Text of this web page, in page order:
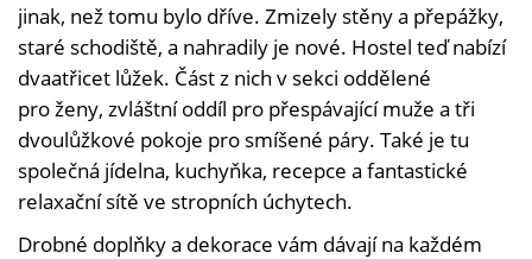
jinak, než tomu bylo dříve. Zmizely stěny a přepážky,
staré schodiště, a nahradily je nové. Hostel teď nabízí
dvaatřicet lůžek. Část z nich v sekci oddělené
pro ženy, zvláštní oddíl pro přespávající muže a tři
dvoulůžkové pokoje pro smíšené páry. Také je tu
společná jídelna, kuchyňka, recepce a fantastické
relaxační sítě ve stropních úchytech.
Drobné doplňky a dekorace vám dávají na každém